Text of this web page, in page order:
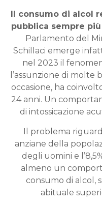
Il consumo di alcol
pubblica sempre
Parlamento del
Schillaci emerge
nel 2023 il
l’assunzione di molte
occasione, ha
24 anni. Un
di intossicazione
Il problema
anziane della
degli uomini e
almeno un
consumo di alcol,
abituale